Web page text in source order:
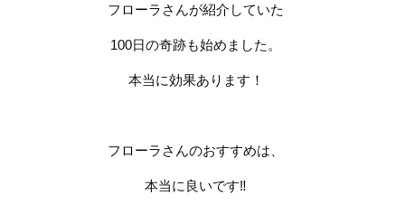
フローラさんが紹介していた
100日の奇跡も始めました。
本当に効果あります！
フローラさんのおすすめは、
本当に良いです‼︎